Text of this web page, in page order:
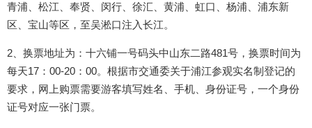
青浦、松江、奉贤、闵行、徐汇、黄浦、虹口、杨浦、浦东新
区、宝山等区，至吴淞口注入长江。
2、换票地址为：十六铺一号码头中山东二路481号，换票时间为
每天17：00-20：00。根据市交通委关于浦江参观实名制登记的
要求，网上购票需要游客填写姓名、手机、身份证号，一个身份
证号对应一张门票。